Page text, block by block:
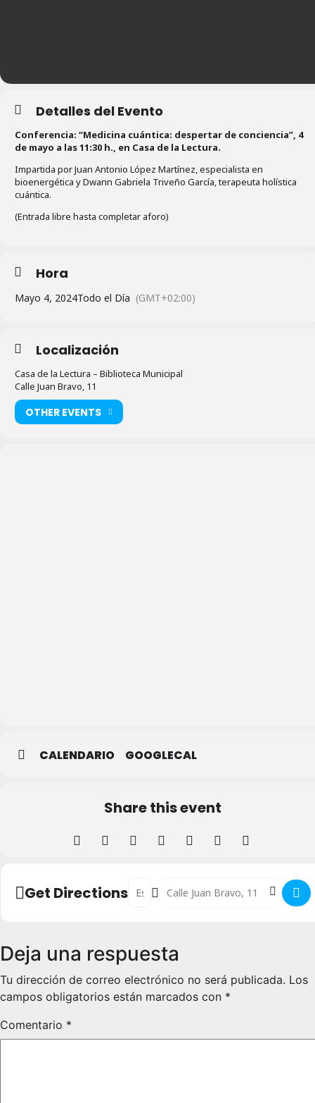
Detalles del Evento
Conferencia: “Medicina cuántica: despertar de conciencia”, 4
de mayo a las 11:30 h., en Casa de la Lectura.
Impartida por Juan Antonio López Martínez, especialista en
bioenergética y Dwann Gabriela Triveño García, terapeuta holística
cuántica.
(Entrada libre hasta completar aforo)
Hora
Mayo 4, 2024Todo el Día (GMT+02:00)
Localización
Casa de la Lectura – Biblioteca Municipal
Calle Juan Bravo, 11
OTHER EVENTS
CALENDARIO GOOGLECAL
Share this event
Get Directions Address - Conferencia Medicina
Destination Address -
Deja una respuesta
Tu dirección de correo electrónico no será publicada. Los
campos obligatorios están marcados con *
Comentario *